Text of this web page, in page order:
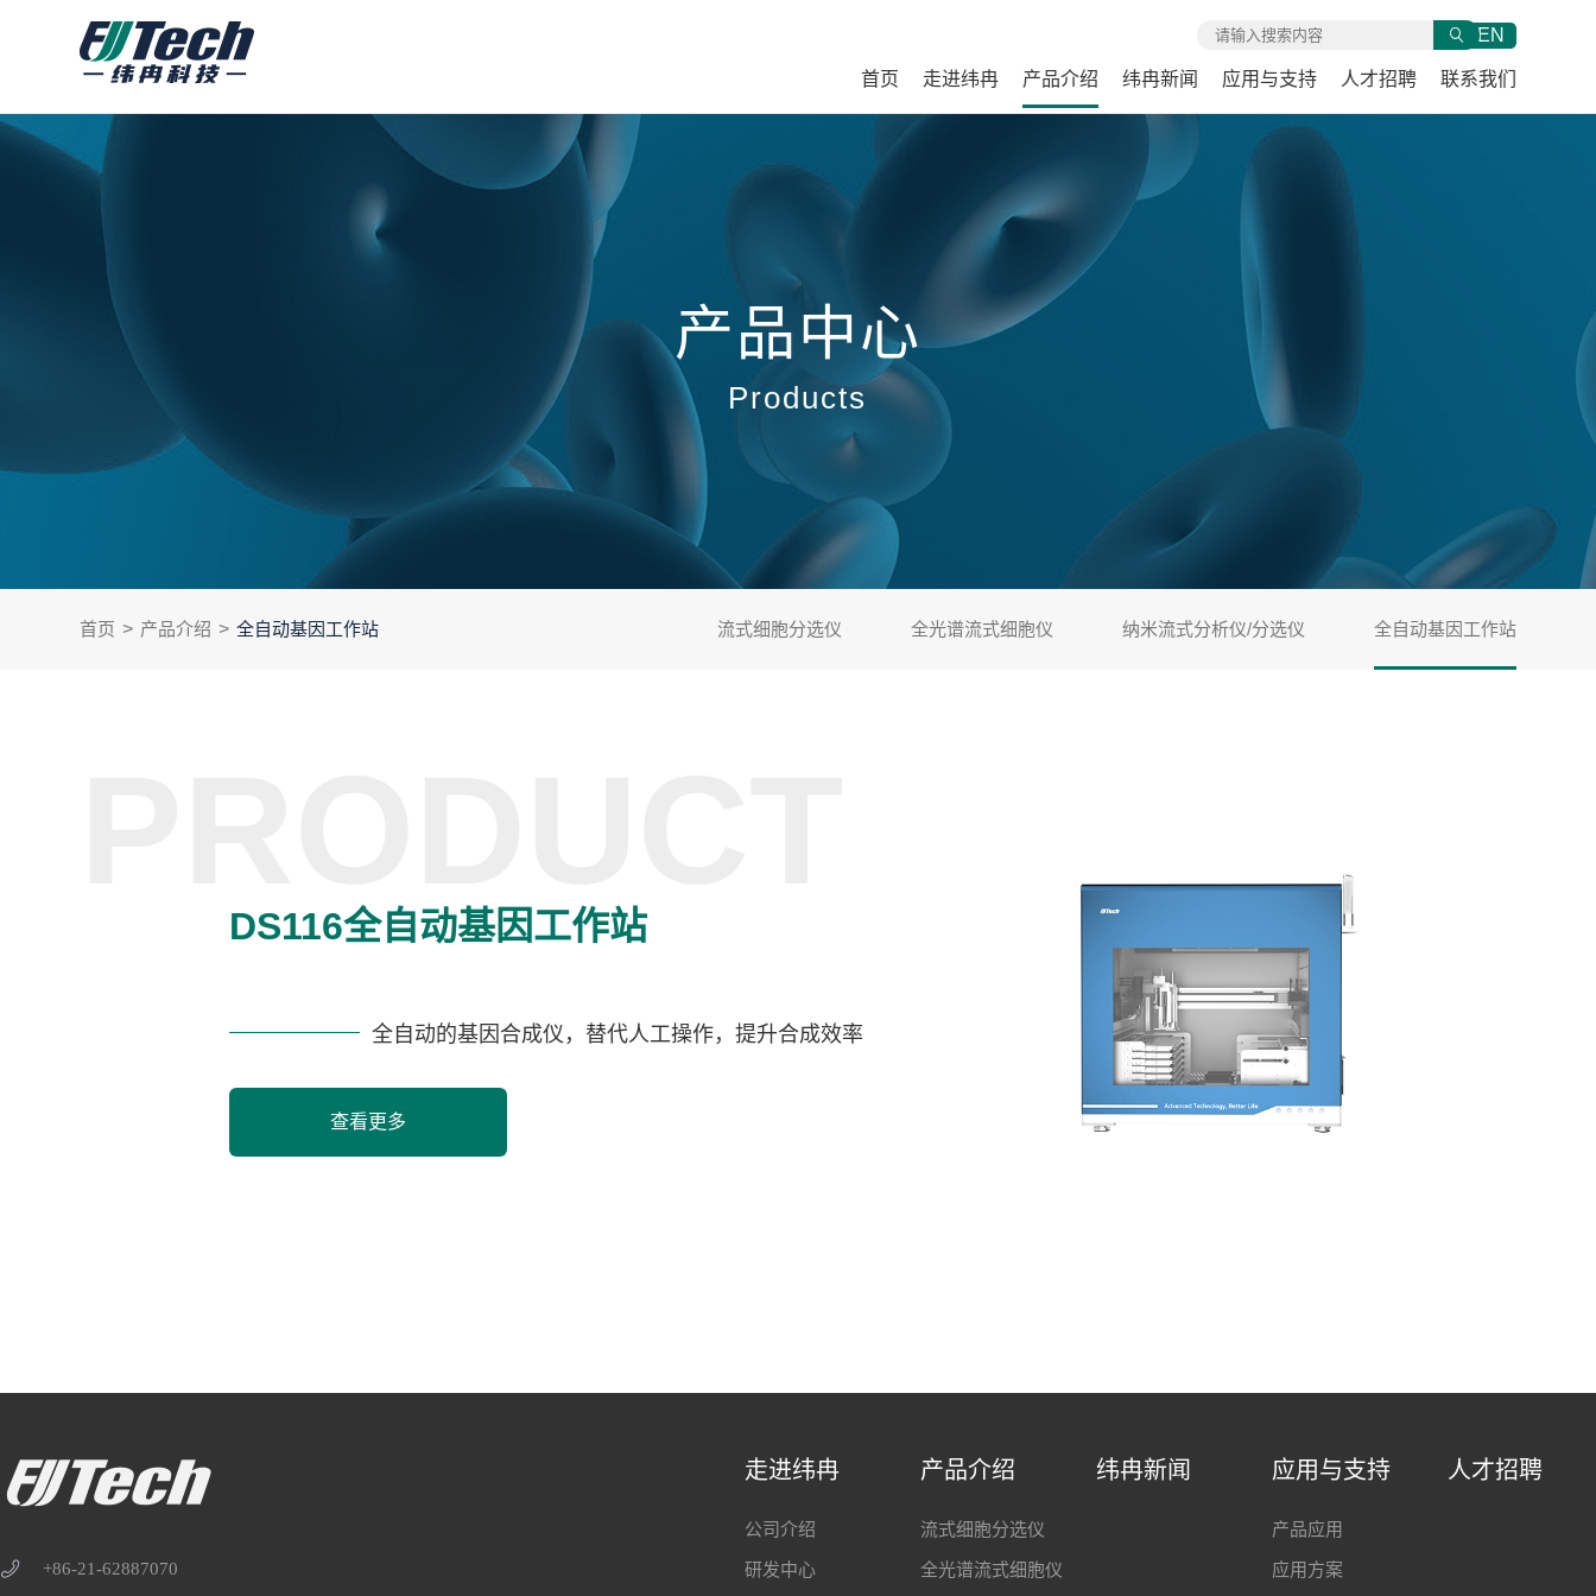
EN
首页 走进纬冉 产品介绍 纬冉新闻 应用与支持 人才招聘 联系我们
产品中心
Products
首页 > 产品介绍 > 全自动基因工作站 流式细胞分选仪 全光谱流式细胞仪 纳米流式分析仪/分选仪 全自动基因工作站
DS116全自动基因工作站
全自动的基因合成仪，替代人工操作，提升合成效率
查看更多
+86-21-62887070
走进纬冉
公司介绍
研发中心
产品介绍
流式细胞分选仪
全光谱流式细胞仪
纬冉新闻 应用与支持
产品应用
应用方案
人才招聘